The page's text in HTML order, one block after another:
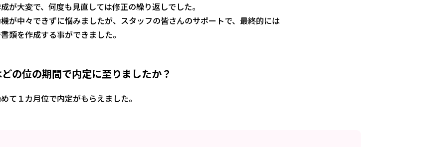
が大変で、何度も見直しては修正の繰り返しでした。
が中々できずに悩みましたが、スタッフの皆さんのサポートで、最終的には
類を作成する事ができました。
の位の期間で内定に至りましたか？
て１カ月位で内定がもらえました。